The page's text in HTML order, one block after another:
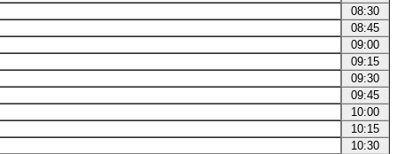
08:30
08:45
09:00
09:15
09:30
09:45
10:00
10:15
10:30